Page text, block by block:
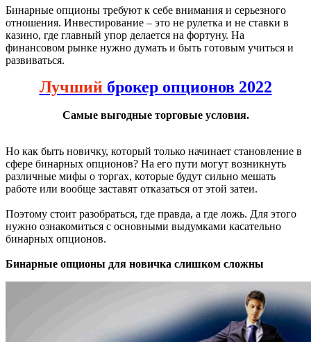
Бинарные опционы требуют к себе внимания и серьезного
отношения. Инвестирование – это не рулетка и не ставки в
казино, где главный упор делается на фортуну. На
финансовом рынке нужно думать и быть готовым учиться и
развиваться.
Лучшийброкер опционов 2022
Самые выгодные торговые условия.
Но как быть новичку, который только начинает становление в
сфере бинарных опционов? На его пути могут возникнуть
различные мифы о торгах, которые будут сильно мешать
работе или вообще заставят отказаться от этой затеи.
Поэтому стоит разобраться, где правда, а где ложь. Для этого
нужно ознакомиться с основными выдумками касательно
бинарных опционов.
Бинарные опционы для новичка слишком сложны